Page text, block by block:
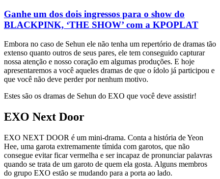
Ganhe um dos dois ingressos para o show do
BLACKPINK, ‘THE SHOW’ com a KPOPLAT
Embora no caso de Sehun ele não tenha um repertório de dramas tão
extenso quanto outros de seus pares, ele tem conseguido capturar
nossa atenção e nosso coração em algumas produções. E hoje
apresentaremos a você aqueles dramas de que o ídolo já participou e
que você não deve perder por nenhum motivo.
Estes são os dramas de Sehun do EXO que você deve assistir!
EXO Next Door
EXO NEXT DOOR é um mini-drama. Conta a história de Yeon
Hee, uma garota extremamente tímida com garotos, que não
consegue evitar ficar vermelha e ser incapaz de pronunciar palavras
quando se trata de um garoto de quem ela gosta. Alguns membros
do grupo EXO estão se mudando para a porta ao lado.